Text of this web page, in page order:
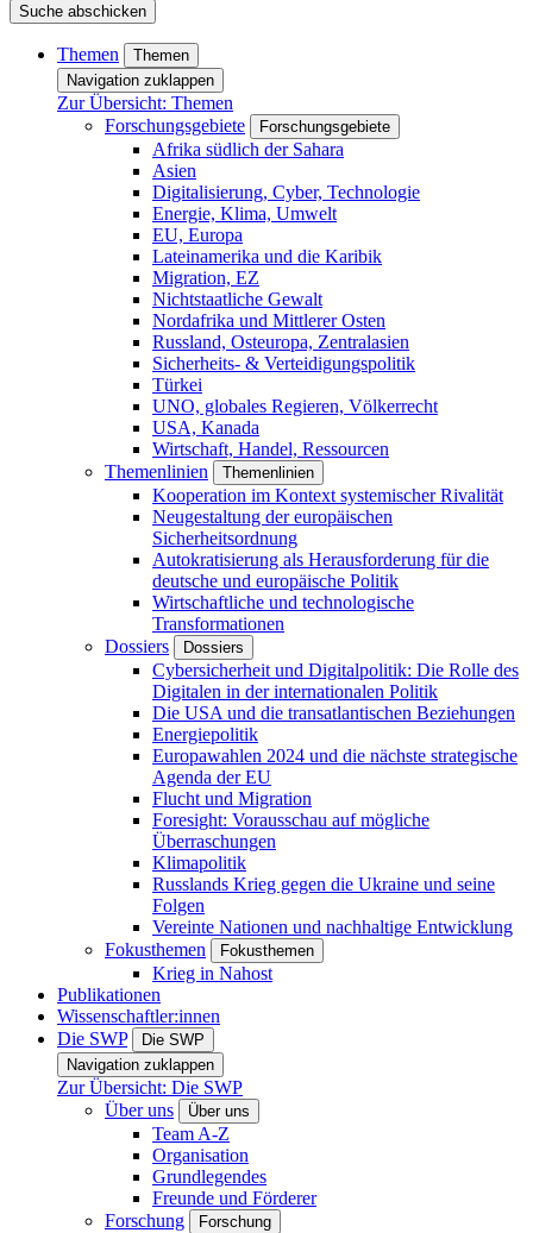
Suche abschicken
Themen
Themen
Navigation zuklappen
Zur Übersicht: Themen
Forschungsgebiete
Forschungsgebiete
Afrika südlich der Sahara
Asien
Digitalisierung, Cyber, Technologie
Energie, Klima, Umwelt
EU, Europa
Lateinamerika und die Karibik
Migration, EZ
Nichtstaatliche Gewalt
Nordafrika und Mittlerer Osten
Russland, Osteuropa, Zentralasien
Sicherheits- & Verteidigungspolitik
Türkei
UNO, globales Regieren, Völkerrecht
USA, Kanada
Wirtschaft, Handel, Ressourcen
Themenlinien
Themenlinien
Kooperation im Kontext systemischer Rivalität
Neugestaltung der europäischen
Sicherheitsordnung
Autokratisierung als Herausforderung für die
deutsche und europäische Politik
Wirtschaftliche und technologische
Transformationen
Dossiers
Dossiers
Cybersicherheit und Digitalpolitik: Die Rolle des
Digitalen in der internationalen Politik
Die USA und die transatlantischen Beziehungen
Energiepolitik
Europawahlen 2024 und die nächste strategische
Agenda der EU
Flucht und Migration
Foresight: Vorausschau auf mögliche
Überraschungen
Klimapolitik
Russlands Krieg gegen die Ukraine und seine
Folgen
Vereinte Nationen und nachhaltige Entwicklung
Fokusthemen
Fokusthemen
Krieg in Nahost
Publikationen
Wissenschaftler:innen
Die SWP
Die SWP
Navigation zuklappen
Zur Übersicht: Die SWP
Über uns
Über uns
Team A-Z
Organisation
Grundlegendes
Freunde und Förderer
Forschung
Forschung